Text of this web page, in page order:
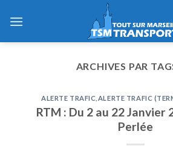
ARCHIVES PAR
ALERTE TRAFIC ALERTE TRAFIC
RTM : Du 2 au 22 Janvier
Perlée